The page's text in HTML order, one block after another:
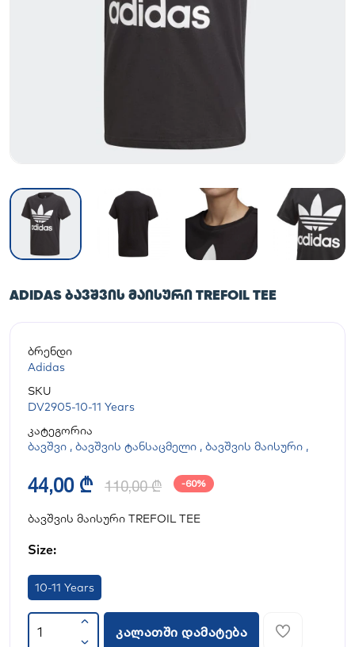
ADIDAS ᲑᲐᲕᲨᲕᲘᲡ ᲛᲐᲘᲡᲣᲠᲘ TREFOIL TEE
ბრენდი
Adidas
SKU
DV2905-10-11 Years
კატეგორია
ბავშვი , ბავშვის ტანსაცმელი , ბავშვის მაისური ,
44,00 ₾ 110,00 ₾ -60%
ბავშვის მაისური TREFOIL TEE
Size:
10-11 Years
კალათში დამატება